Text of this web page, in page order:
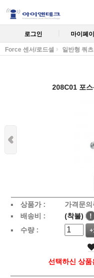
로그인 마이페
Force 센서/로드셀 일반형 쿼
208C01 포
상품가 :
가격문
배송비 :
(착불)
!
수량 :
선택하신 상